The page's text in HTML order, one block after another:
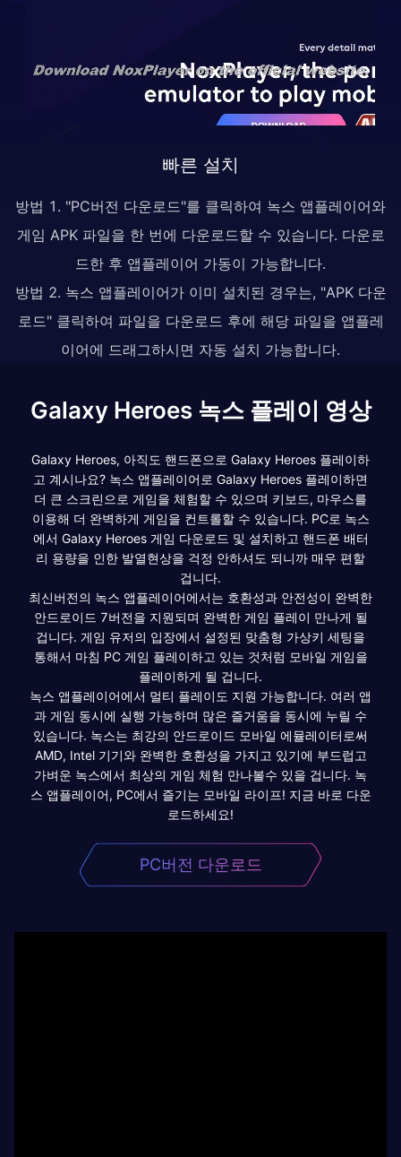
빠른 설치
방법 1. "PC버전 다운로드"를 클릭하여 녹스 앱플레이어와
게임 APK 파일을 한 번에 다운로드할 수 있습니다. 다운로
드한 후 앱플레이어 가동이 가능합니다.
방법 2. 녹스 앱플레이어가 이미 설치된 경우는, "APK 다운
로드" 클릭하여 파일을 다운로드 후에 해당 파일을 앱플레
이어에 드래그하시면 자동 설치 가능합니다.
Galaxy Heroes 녹스 플레이 영상
Galaxy Heroes, 아직도 핸드폰으로 Galaxy Heroes 플레이하
고 계시나요? 녹스 앱플레이어로 Galaxy Heroes 플레이하면
더 큰 스크린으로 게임을 체험할 수 있으며 키보드, 마우스를
이용해 더 완벽하게 게임을 컨트롤할 수 있습니다. PC로 녹스
에서 Galaxy Heroes 게임 다운로드 및 설치하고 핸드폰 배터
리 용량을 인한 발열현상을 걱정 안하셔도 되니까 매우 편할
겁니다.
최신버전의 녹스 앱플레이어에서는 호환성과 안전성이 완벽한
안드로이드 7버전을 지원되며 완벽한 게임 플레이 만나게 될
겁니다. 게임 유저의 입장에서 설정된 맞춤형 가상키 세팅을
통해서 마침 PC 게임 플레이하고 있는 것처럼 모바일 게임을
플레이하게 될 겁니다.
녹스 앱플레이어에서 멀티 플레이도 지원 가능합니다. 여러 앱
과 게임 동시에 실행 가능하며 많은 즐거움을 동시에 누릴 수
있습니다. 녹스는 최강의 안드로이드 모바일 에뮬레이터로써
AMD, Intel 기기와 완벽한 호환성을 가지고 있기에 부드럽고
가벼운 녹스에서 최상의 게임 체험 만나볼수 있을 겁니다. 녹
스 앱플레이어, PC에서 즐기는 모바일 라이프! 지금 바로 다운
로드하세요!
PC버전 다운로드